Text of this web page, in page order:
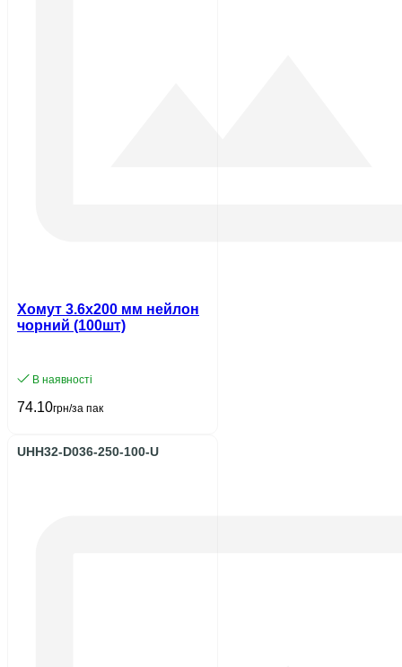
Хомут 3.6х200 мм нейлон
чорний (100шт)
В наявності
74.10грн/за пак
UHH32-D036-250-100-U